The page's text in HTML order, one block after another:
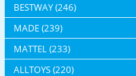
BESTWAY (246)
MADE (239)
MATTEL (233)
ALLTOYS (220)